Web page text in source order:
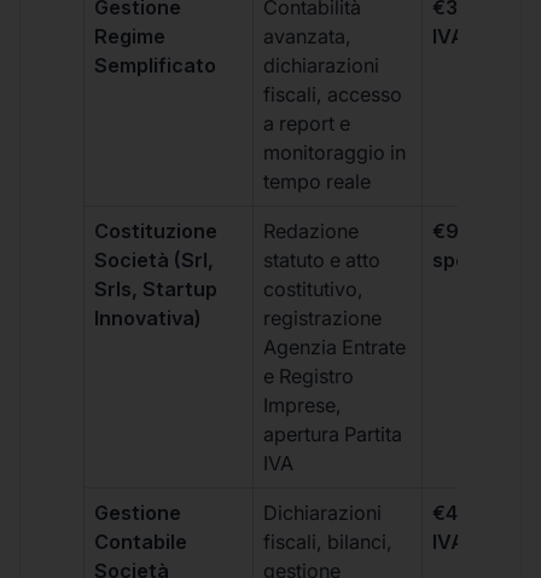
Gestione
Regime
Semplificato
Contabilità
avanzata,
dichiarazioni
fiscali, accesso
a report e
monitoraggio in
tempo reale
€333 +
IVA/
Costituzione
Società (Srl,
Srls, Startup
Innovativa)
Redazione
statuto e atto
costitutivo,
registrazione
Agenzia Entrate
e Registro
Imprese,
apertura Partita
IVA
€99 + IVA
spese
Gestione
Contabile
Società
Dichiarazioni
fiscali, bilanci,
gestione
€499 +
IVA/